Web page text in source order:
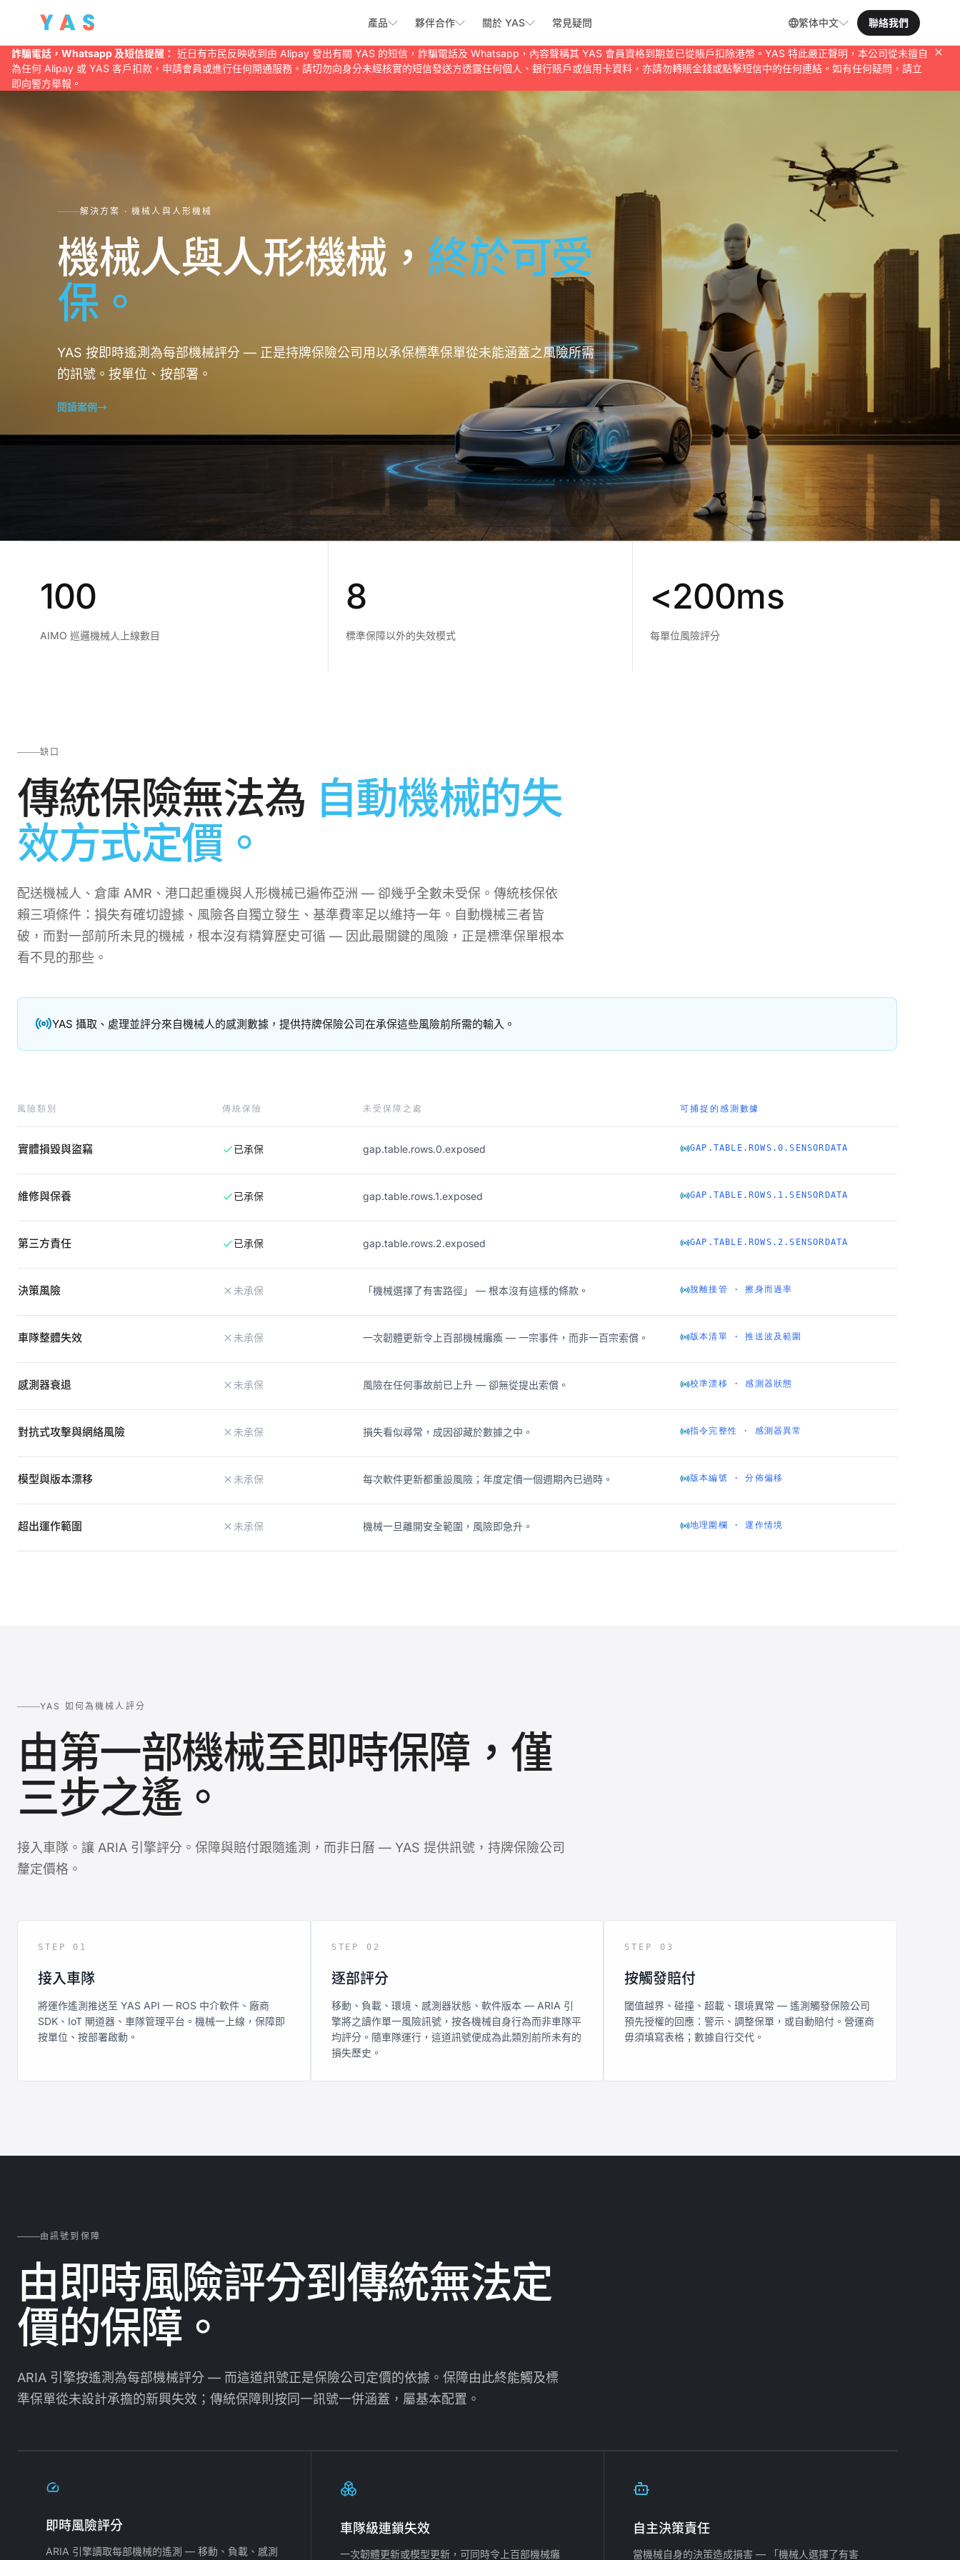
產品 夥伴合作 關於 YAS 常見疑問 繁体中文 聯絡我們
詐騙電話，Whatsapp 及短信提醒： 近日有市民反映收到由 Alipay 發出有關 YAS 的短信，詐騙電話及 Whatsapp，內容聲稱其 YAS 會員資格到期並已從賬戶扣除港幣。YAS 特此嚴正聲明，本公司從未擅自
為任何 Alipay 或 YAS 客戶扣款，申請會員或進行任何開通服務。請切勿向身分未經核實的短信發送方透露任何個人、銀行賬戶或信用卡資料，亦請勿轉賬金錢或點擊短信中的任何連結。如有任何疑問，請立
即向警方舉報。
解決方案 · 機械人與人形機械
機械人與人形機械， 終於可受
保。
YAS 按即時遙測為每部機械評分 — 正是持牌保險公司用以承保標準保單從未能涵蓋之風險所需
的訊號。按單位、按部署。
閱讀案例→
100
AIMO 巡邏機械人上線數目
8
標準保障以外的失效模式
<200ms
每單位風險評分
缺口
傳統保險無法為 自動機械的失
效方式定價。
配送機械人、倉庫 AMR、港口起重機與人形機械已遍佈亞洲 — 卻幾乎全數未受保。傳統核保依
賴三項條件：損失有確切證據、風險各自獨立發生、基準費率足以維持一年。自動機械三者皆
破，而對一部前所未見的機械，根本沒有精算歷史可循 — 因此最關鍵的風險，正是標準保單根本
看不見的那些。
YAS 攝取、處理並評分來自機械人的感測數據，提供持牌保險公司在承保這些風險前所需的輸入。
風險類別 傳統保險 未受保障之處 可捕捉的感測數據
實體損毀與盜竊 已承保 gap.table.rows.0.exposed GAP.TABLE.ROWS.0.SENSORDATA
維修與保養 已承保 gap.table.rows.1.exposed GAP.TABLE.ROWS.1.SENSORDATA
第三方責任 已承保 gap.table.rows.2.exposed GAP.TABLE.ROWS.2.SENSORDATA
決策風險 未承保 「機械選擇了有害路徑」 — 根本沒有這樣的條款。 脫離接管 · 擦身而過率
車隊整體失效 未承保 一次韌體更新令上百部機械癱瘓 — 一宗事件，而非一百宗索償。 版本清單 · 推送波及範圍
感測器衰退 未承保 風險在任何事故前已上升 — 卻無從提出索償。 校準漂移 · 感測器狀態
對抗式攻擊與網絡風險 未承保 損失看似尋常，成因卻藏於數據之中。 指令完整性 · 感測器異常
模型與版本漂移 未承保 每次軟件更新都重設風險；年度定價一個週期內已過時。 版本編號 · 分佈偏移
超出運作範圍 未承保 機械一旦離開安全範圍，風險即急升。 地理圍欄 · 運作情境
YAS 如何為機械人評分
由第一部機械至即時保障，僅
三步之遙。
接入車隊。讓 ARIA 引擎評分。保障與賠付跟隨遙測，而非日曆 — YAS 提供訊號，持牌保險公司
釐定價格。
STEP 01
接入車隊
將運作遙測推送至 YAS API — ROS 中介軟件、廠商
SDK、IoT 閘道器、車隊管理平台。機械一上線，保障即
按單位、按部署啟動。
STEP 02
逐部評分
移動、負載、環境、感測器狀態、軟件版本 — ARIA 引
擎將之讀作單一風險訊號，按各機械自身行為而非車隊平
均評分。隨車隊運行，這道訊號便成為此類別前所未有的
損失歷史。
STEP 03
按觸發賠付
閾值越界、碰撞、超載、環境異常 — 遙測觸發保險公司
預先授權的回應：警示、調整保單，或自動賠付。營運商
毋須填寫表格；數據自行交代。
由訊號到保障
由即時風險評分到傳統無法定
價的保障。
ARIA 引擎按遙測為每部機械評分 — 而這道訊號正是保險公司定價的依據。保障由此終能觸及標
準保單從未設計承擔的新興失效；傳統保障則按同一訊號一併涵蓋，屬基本配置。
即時風險評分
ARIA 引擎讀取每部機械的遙測 — 移動、負載、感測
車隊級連鎖失效
一次韌體更新或模型更新，可同時令上百部機械癱
自主決策責任
當機械自身的決策造成損害 — 「機械人選擇了有害